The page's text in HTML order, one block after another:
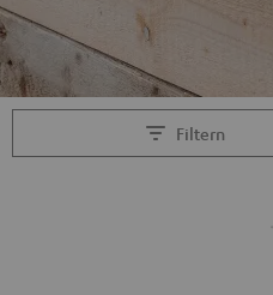
Filtern